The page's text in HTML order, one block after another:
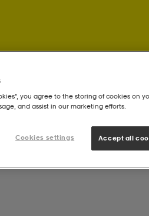
you agree to the storing of cookies on
and assist in our marketing efforts.
Cookies settings Accept all